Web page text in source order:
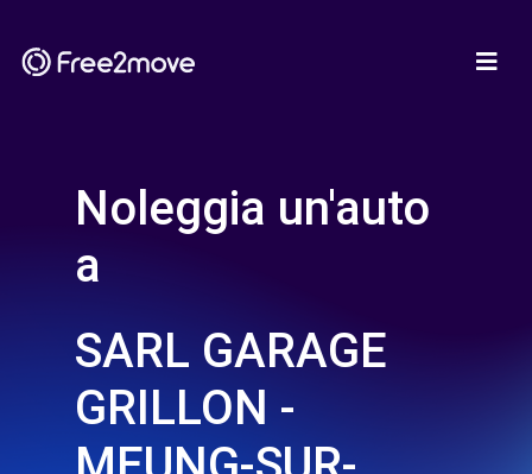
Noleggia un'auto
a
SARL GARAGE
GRILLON -